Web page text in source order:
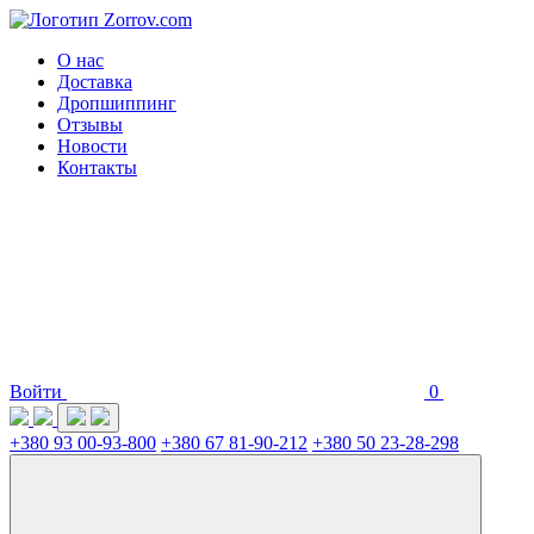
О нас
Доставка
Дропшиппинг
Отзывы
Новости
Контакты
Войти 0
+380 93 00-93-800 +380 67 81-90-212 +380 50 23-28-298